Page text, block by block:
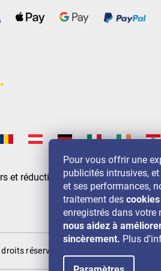
Pour vous offrir une
publicités intrusives,
et ses performances,
traitement des cookies
enregistrés dans votre
nous aidez à
sincèrement. Plus
et réductions, suivez-nous sur:
réservés.